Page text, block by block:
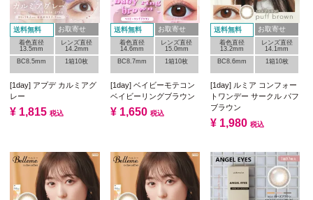
送料無料 お取寄せ
着色直径
13.5mm
レンズ直径
14.2mm
BC8.5mm
1箱10枚
[1day] アプデ カルミアグ
レー
¥ 1,815 税込
送料無料 お取寄せ
着色直径
14.6mm
レンズ直径
15.0mm
BC8.7mm
1箱10枚
[1day] ベイビーモテコン
ベイビーリングブラウン
¥ 1,650 税込
送料無料 お取寄せ
着色直径
13.2mm
レンズ直径
14.1mm
BC8.6mm
1箱10枚
[1day] ルミア コンフォー
トワンデー サークル パフ
ブラウン
¥ 1,980 税込